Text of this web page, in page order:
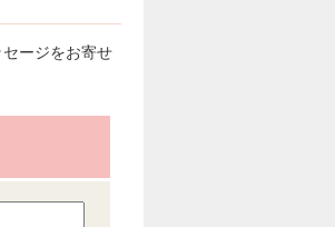
ージをお寄せ